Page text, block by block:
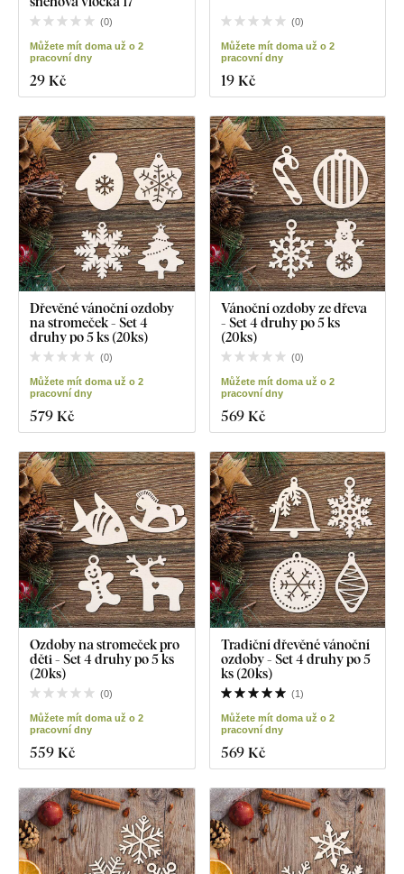
(0)
Můžete mít doma už o 2
pracovní dny
29 Kč
(0)
Můžete mít doma už o 2
pracovní dny
19 Kč
Dřevěné vánoční ozdoby
na stromeček - Set 4
druhy po 5 ks (20ks)
(0)
Můžete mít doma už o 2
pracovní dny
579 Kč
Vánoční ozdoby ze dřeva
- Set 4 druhy po 5 ks
(20ks)
(0)
Můžete mít doma už o 2
pracovní dny
569 Kč
Ozdoby na stromeček pro
děti - Set 4 druhy po 5 ks
(20ks)
(0)
Můžete mít doma už o 2
pracovní dny
559 Kč
Tradiční dřevěné vánoční
ozdoby - Set 4 druhy po 5
ks (20ks)
(1)
Můžete mít doma už o 2
pracovní dny
569 Kč